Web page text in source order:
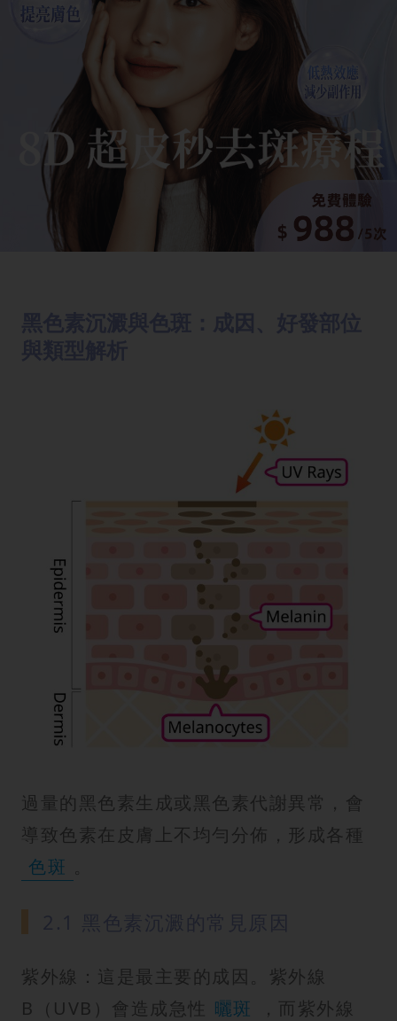
過量的黑色素生成或黑色素代謝異常，會
導致色素在皮膚上不均勻分佈，形成各種
色斑
紫外線：這是最主要的成因。紫外線
B（UVB）會造成急性
曬斑
，而紫外線